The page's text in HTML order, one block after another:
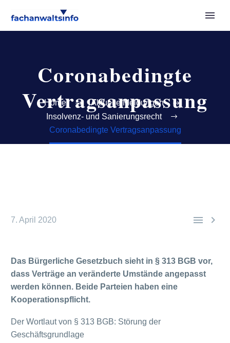
Coronabedingte
Vertragsanpassung
Home
Aktuelle Meldungen
Insolvenz- und Sanierungsrecht
Coronabedingte Vertragsanpassung
 
7. April 2020
Das Bürgerliche Gesetzbuch sieht in § 313 BGB vor,
dass Verträge an veränderte Umstände angepasst
werden können. Beide Parteien haben eine
Kooperationspflicht.
Der Wortlaut von § 313 BGB: Störung der
Geschäftsgrundlage